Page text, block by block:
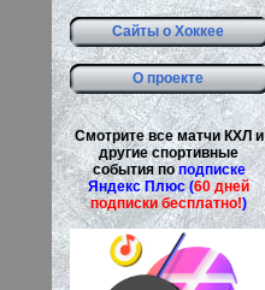
Сайты о Хоккее
О проекте
Смотрите все матчи КХЛ и
другие спортивные
события поподписке
Яндекс Плюс (60 дней
подписки бесплатно!)